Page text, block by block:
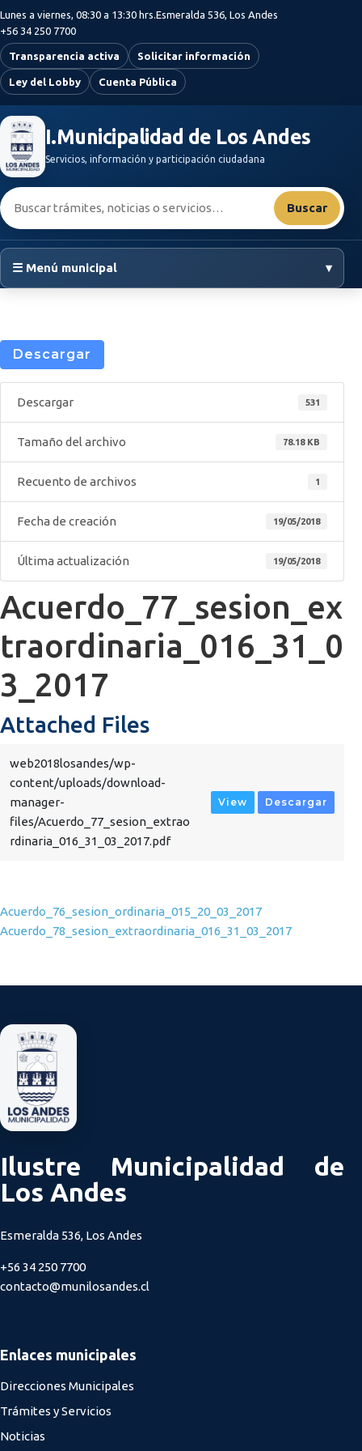
Saltar al contenido principal
Lunes a viernes, 08:30 a 13:30 hrs.Esmeralda 536, Los Andes
+56 34 250 7700
Transparencia activa Solicitar información
Ley del Lobby Cuenta Pública
I.Municipalidad de Los Andes
Servicios, información y participación ciudadana
Buscar:
Buscar
☰ Menú municipal ▾
Descargar
Descargar 531
Tamaño del archivo 78.18 KB
Recuento de archivos 1
Fecha de creación 19/05/2018
Última actualización 19/05/2018
Acuerdo_77_sesion_ex
traordinaria_016_31_0
3_2017
Attached Files
web2018losandes/wp-
content/uploads/download-
manager-
files/Acuerdo_77_sesion_extrao
rdinaria_016_31_03_2017.pdf
View Descargar
Navegación de entradas
Acuerdo_76_sesion_ordinaria_015_20_03_2017
Acuerdo_78_sesion_extraordinaria_016_31_03_2017
Ilustre Municipalidad de
Los Andes
Esmeralda 536, Los Andes
+56 34 250 7700
contacto@munilosandes.cl
Enlaces municipales
Direcciones Municipales
Trámites y Servicios
Noticias